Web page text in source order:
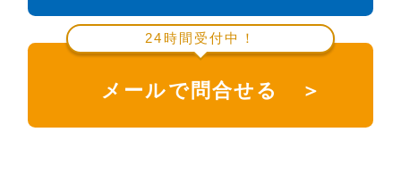
24時間受付中！
メールで問合せる ＞